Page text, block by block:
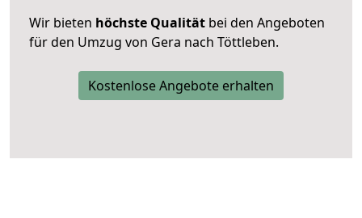
Wir bieten höchste Qualität bei den Angeboten
für den Umzug von Gera nach Töttleben.
Kostenlose Angebote erhalten